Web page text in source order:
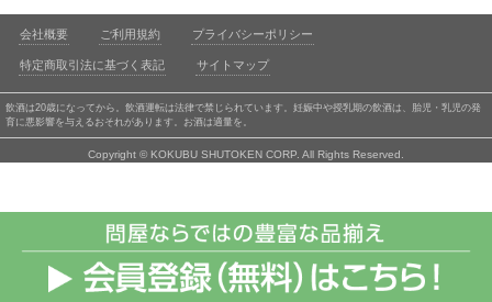
会社概要 ご利用規約 プライバシーポリシー
特定商取引法に基づく表記 サイトマップ
飲酒は20歳になってから。飲酒運転は法律で禁じられています。妊娠中や授乳期の飲酒は、胎児・乳児の発
育に悪影響を与えるおそれがあります。お酒は適量を。
Copyright © KOKUBU SHUTOKEN CORP. All Rights Reserved.